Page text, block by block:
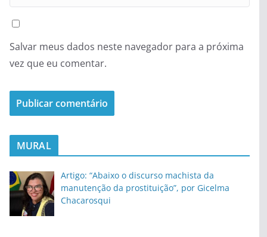
Salvar meus dados neste navegador para a próxima
vez que eu comentar.
MURAL
Artigo: “Abaixo o discurso machista da
manutenção da prostituição”, por Gicelma
Chacarosqui